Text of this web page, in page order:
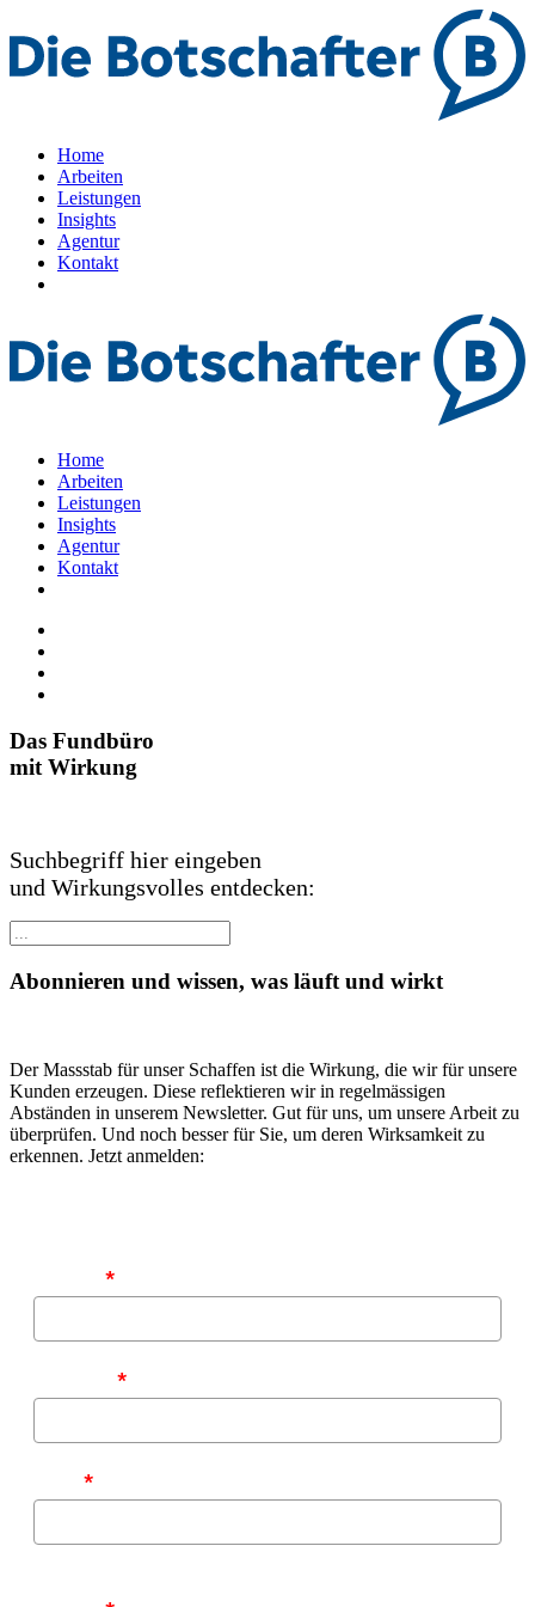
Home
Arbeiten
Leistungen
Insights
Agentur
Kontakt
Home
Arbeiten
Leistungen
Insights
Agentur
Kontakt
Das Fundbüro
mit Wirkung
Suchbegriff hier eingeben
und Wirkungsvolles entdecken:
Abonnieren und wissen, was läuft und wirkt
Der Massstab für unser Schaffen ist die Wirkung, die wir für unsere
Kunden erzeugen. Diese reflektieren wir in regelmässigen
Abständen in unserem Newsletter. Gut für uns, um unsere Arbeit zu
überprüfen. Und noch besser für Sie, um deren Wirksamkeit zu
erkennen. Jetzt anmelden:
*
*
*